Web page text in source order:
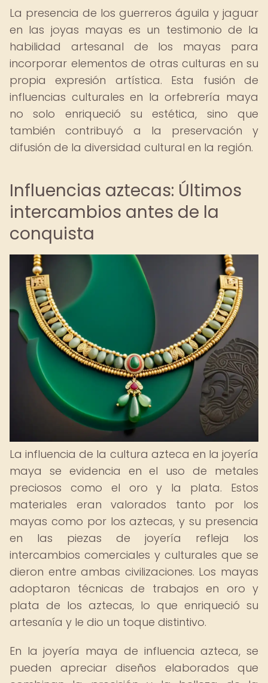
La presencia de los guerreros águila y jaguar
en las joyas mayas es un testimonio de la
habilidad artesanal de los mayas para
incorporar elementos de otras culturas en su
propia expresión artística. Esta fusión de
influencias culturales en la orfebrería maya
no solo enriqueció su estética, sino que
también contribuyó a la preservación y
difusión de la diversidad cultural en la región.
Influencias aztecas: Últimos
intercambios antes de la
conquista
La influencia de la cultura azteca en la joyería
maya se evidencia en el uso de metales
preciosos como el oro y la plata. Estos
materiales eran valorados tanto por los
mayas como por los aztecas, y su presencia
en las piezas de joyería refleja los
intercambios comerciales y culturales que se
dieron entre ambas civilizaciones. Los mayas
adoptaron técnicas de trabajos en oro y
plata de los aztecas, lo que enriqueció su
artesanía y le dio un toque distintivo.
En la joyería maya de influencia azteca, se
pueden apreciar diseños elaborados que